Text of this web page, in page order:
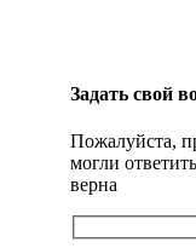
Задать свой
Пожалуйста,
могли
верна